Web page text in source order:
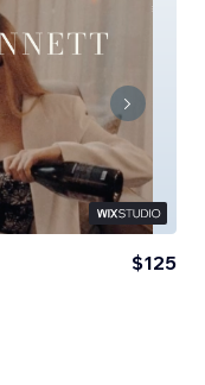
$125